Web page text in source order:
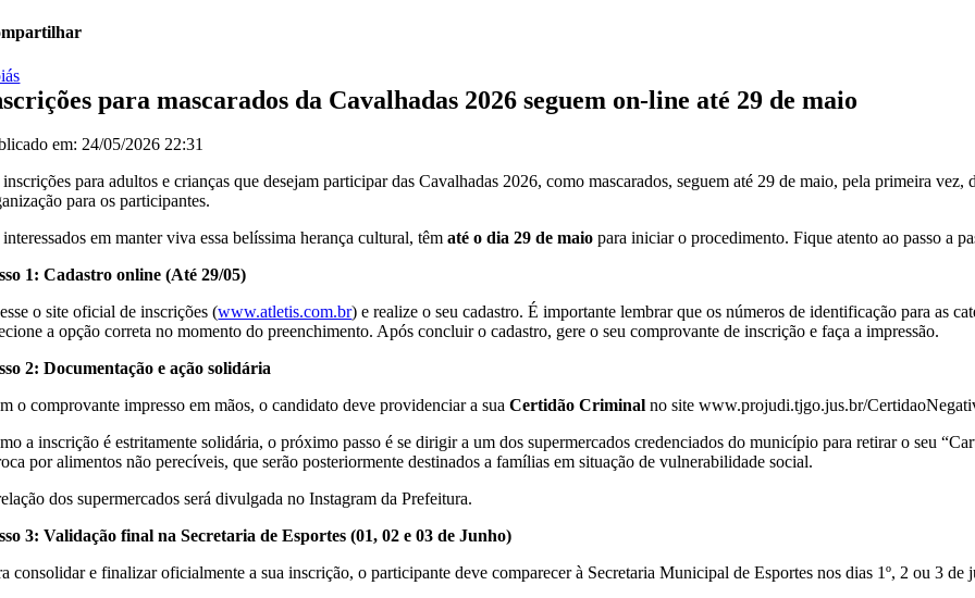
para mascarados da Cavalhadas 2026 seguem on-line até 29 de maio
em: 24/05/2026 22:31
para adultos e crianças que desejam participar das Cavalhadas 2026, como mascarados, seguem até 29 de maio, pela primeira
para os participantes.
interessados em manter viva essa belíssima herança cultural, têmaté o dia 29 de maio para iniciar o procedimento. Fique atento ao passo a
1: Cadastro online (Até 29/05)
o site oficial de inscrições (www.atletis.com.br) e realize o seu cadastro. É importante lembrar que os números de identificação para as
a opção correta no momento do preenchimento. Após concluir o cadastro, gere o seu comprovante de inscrição e faça a impressão.
2: Documentação e ação solidária
o comprovante impresso em mãos, o candidato deve providenciar a suaCertidão Criminal no site www.projudi.tjgo.jus.br/
a inscrição é estritamente solidária, o próximo passo é se dirigir a um dos supermercados credenciados do município para retirar o seu
por alimentos não perecíveis, que serão posteriormente destinados a famílias em situação de vulnerabilidade social.
dos supermercados será divulgada no Instagram da Prefeitura.
3: Validação final na Secretaria de Esportes (01, 02 e 03 de Junho)
consolidar e finalizar oficialmente a sua inscrição, o participante deve comparecer à Secretaria Municipal de Esportes nos dias 1º, 2 ou 3